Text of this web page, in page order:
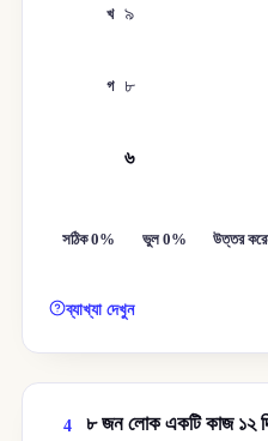
খ ৯
গ ৮
৬
সঠিক 0% ভুল 0% উত্তর
ব্যাখ্যা দেখুন
4
৮ জন লোক একটি কাজ ১২